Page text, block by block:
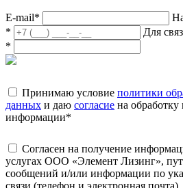
E-mail*
*
Для
*
Принимаю условие политики
данных и даю согласие на
информации*
Согласен на получение
услугах ООО «Элемент Лизинг»,
сообщений и/или информации по
связи (телефон и электронная почта).